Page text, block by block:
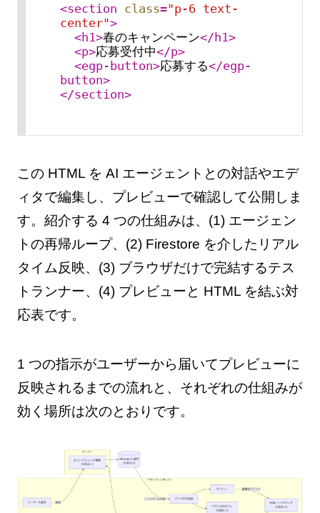
<section class="p-6 text-
center">
<h1>春のキャンペーン</h1>
<p>応募受付中</p>
<egp-button>応募する</egp-
button>
</section>
この HTML を AI エージェントとの対話やエデ
ィタで編集し、プレビューで確認して公開しま
す。紹介する 4 つの仕組みは、(1) エージェン
トの再帰ループ、(2) Firestore を介したリアル
タイム反映、(3) ブラウザだけで完結するテス
トランナー、(4) プレビューと HTML を結ぶ対
応表です。
1 つの指示がユーザーから届いてプレビューに
反映されるまでの流れと、それぞれの仕組みが
効く場所は次のとおりです。